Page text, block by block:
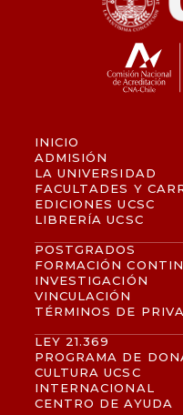
INICIO
ADMISIÓN
LA UNIVERSIDAD
FACULTADES Y
EDICIONES UCSC
LIBRERÍA UCSC
POSTGRADOS
FORMACIÓN
INVESTIGACIÓN
VINCULACIÓN
TÉRMINOS DE
LEY 21.369
PROGRAMA DE
CULTURA UCSC
INTERNACIONAL
CENTRO DE AYUDA